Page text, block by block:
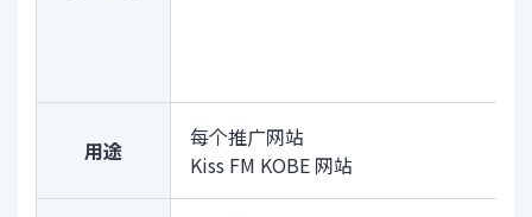
用途
每个推广网站
Kiss FM KOBE 网站